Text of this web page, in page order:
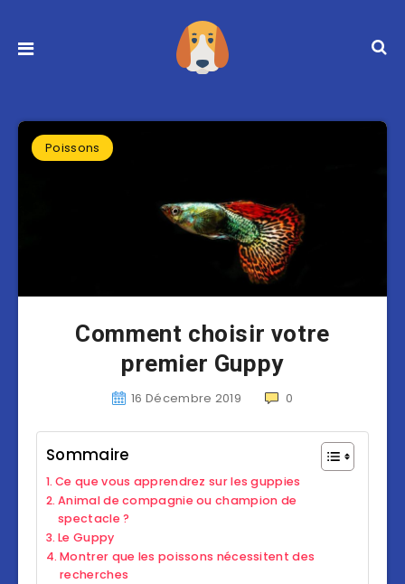
Poissons
Comment choisir votre
premier Guppy
16 Décembre 2019 0
Sommaire
Ce que vous apprendrez sur les guppies
Animal de compagnie ou champion de
spectacle ?
Le Guppy
Montrer que les poissons nécessitent des
recherches